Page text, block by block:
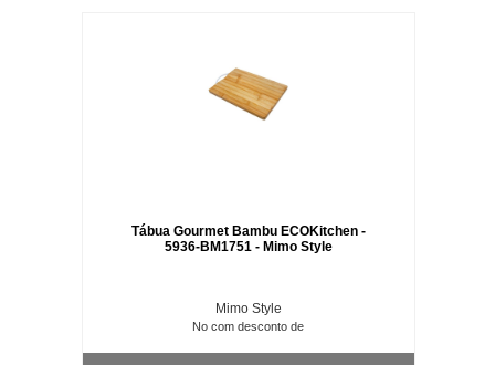
Tábua Gourmet Bambu ECOKitchen -
5936-BM1751 - Mimo Style
Mimo Style
No com desconto de